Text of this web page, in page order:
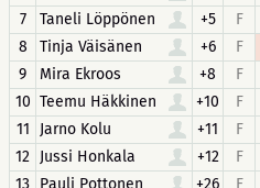
7
Taneli Löppönen +5 F
8
Tinja Väisänen +6 F
9
Mira Ekroos +8 F
10 Teemu Häkkinen +10 F
11
Jarno Kolu +11 F
12 Jussi Honkala +12 F
13 Pauli Pottonen +26 F